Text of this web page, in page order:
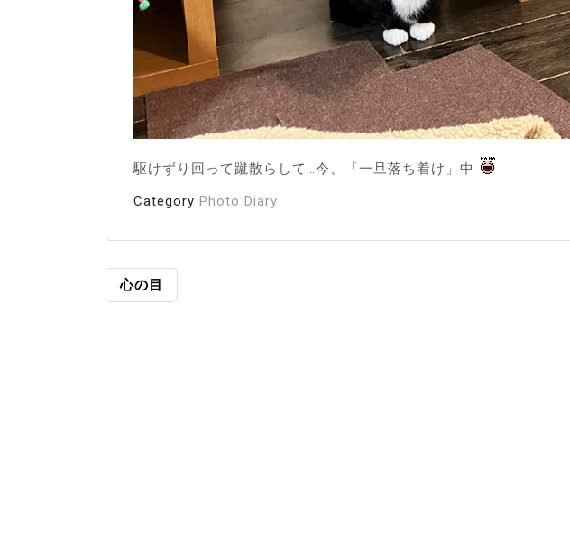
駆けずり回って蹴散らして…今、「一旦落ち着け」中
Category Photo Diary
投
心の目